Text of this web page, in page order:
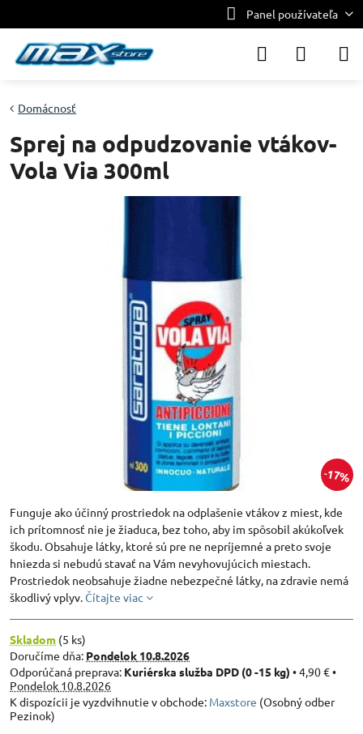
Panel používateľa
17%
Domácnosť
Sprej na odpudzovanie vtákov-
Vola Via 300ml
Funguje ako účinný prostriedok na odplašenie vtákov z miest, kde
ich prítomnosť nie je žiaduca, bez toho, aby im spôsobil akúkoľvek
škodu. Obsahuje látky, ktoré sú pre ne nepríjemné a preto svoje
hniezda si nebudú stavať na Vám nevyhovujúcich miestach.
Prostriedok neobsahuje žiadne nebezpečné látky, na zdravie nemá
škodlivý vplyv.Čítajte viac
Skladom (5 ks)
Doručíme dňa: Pondelok 10.8.2026
Kuriérska služba DPD (0 -15 kg) •4,90 €•
Pondelok 10.8.2026
Maxstore (Osobný odber
Pezinok)